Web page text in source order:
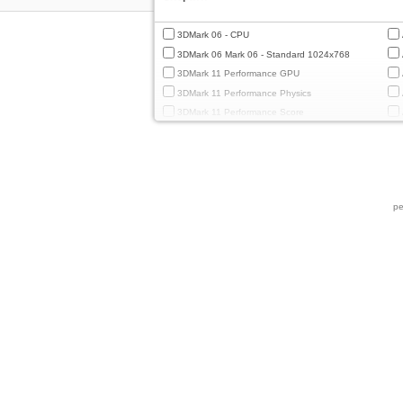
3DMark 06 - CPU
3DMark 06 Mark 06 - Standard 1024x768
3DMark 11 Performance GPU
3DMark 11 Performance Physics
3DMark 11 Performance Score